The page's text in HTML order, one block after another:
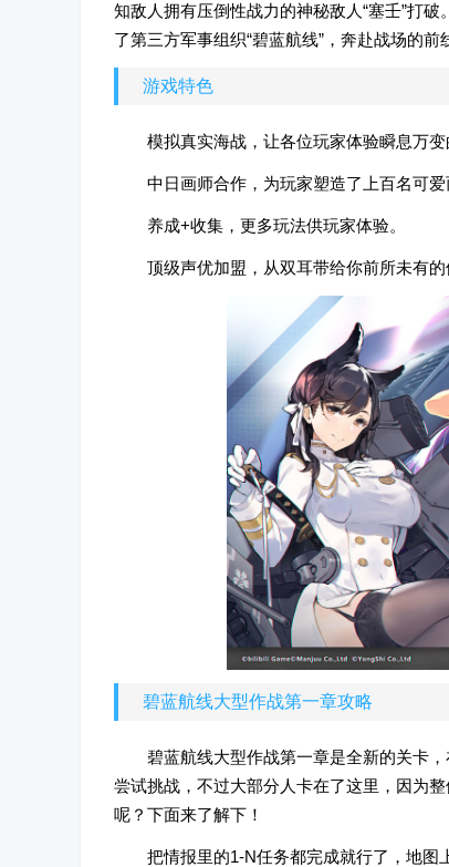
知敌人拥有压倒性战力的神秘敌人“塞壬”打
了第三方军事组织“碧蓝航线”，奔赴战场的前
游戏特色
模拟真实海战，让各位玩家体验瞬息万
中日画师合作，为玩家塑造了上百名可爱
养成+收集，更多玩法供玩家体验。
顶级声优加盟，从双耳带给你前所未有的
碧蓝航线大型作战第一章攻略
碧蓝航线大型作战第一章是全新的关卡
尝试挑战，不过大部分人卡在了这里，因为
呢？下面来了解下！
把情报里的1-N任务都完成就行了，地图